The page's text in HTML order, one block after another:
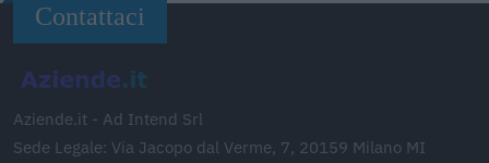
Contattaci
Aziende.it - Ad Intend Srl
Sede Legale: Via Jacopo dal Verme, 7, 20159 Milano MI